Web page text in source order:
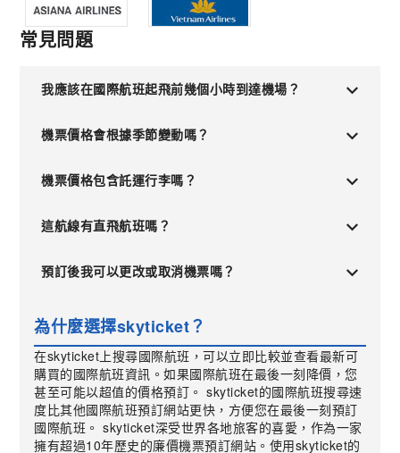
常見問題
我應該在國際航班起飛前幾個小時到達機場？
機票價格會根據季節變動嗎？
機票價格包含託運行李嗎？
這航線有直飛航班嗎？
預訂後我可以更改或取消機票嗎？
為什麼選擇skyticket？
在skyticket上搜尋國際航班，可以立即比較並查看最新可
購買的國際航班資訊。如果國際航班在最後一刻降價，您
甚至可能以超值的價格預訂。 skyticket的國際航班搜尋速
度比其他國際航班預訂網站更快，方便您在最後一刻預訂
國際航班。 skyticket深受世界各地旅客的喜愛，作為一家
擁有超過10年歷史的廉價機票預訂網站。使用skyticket的